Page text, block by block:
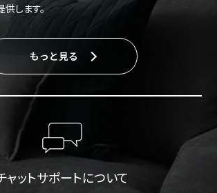
します。
もっと見る
ャットサポートについて